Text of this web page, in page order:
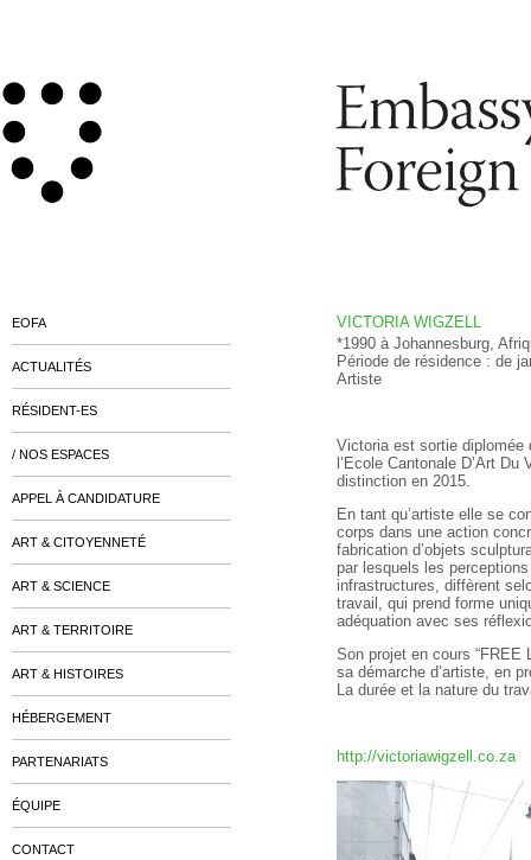
VICTORIA WIGZELL
*1990 à Johannesburg,
Période de résidence : de
Artiste
Victoria­­­­ est sortie diplomée
l’Ecole Cantonale D’Art
distinction en 2015.
En tant qu’artiste elle se
corps dans une action
fabrication d’objets
par lesquels les
infrastructures, diffèrent
travail, qui prend forme
adéquation avec ses
Son projet en cours “FREE
sa démarche d’artiste, en
La durée et la nature du
http://victoriawigzell.co.za
EOFA
ACTUALITÉS
RÉSIDENT-ES
/ NOS ESPACES
APPEL À CANDIDATURE
ART & CITOYENNETÉ
ART & SCIENCE
ART & TERRITOIRE
ART & HISTOIRES
HÉBERGEMENT
PARTENARIATS
ÉQUIPE
CONTACT